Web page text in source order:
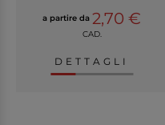
a partire da 2,70 €
CAD.
DETTAGLI